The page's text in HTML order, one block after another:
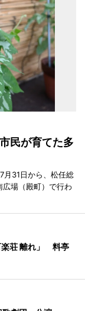
民が育てた多
月31日から、松任総
場（殿町）で行わ
楽荘 離れ」 料亭